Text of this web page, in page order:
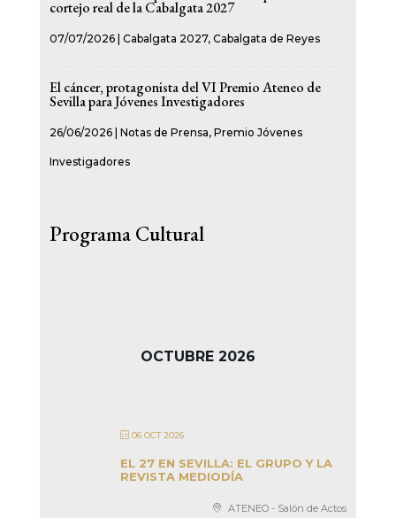
cortejo real de la Cabalgata 2027
07/07/2026| Cabalgata 2027, Cabalgata de Reyes
El cáncer, protagonista del VI Premio Ateneo de
Sevilla para Jóvenes Investigadores
26/06/2026| Notas de Prensa, Premio Jóvenes
Investigadores
Programa Cultural
OCTUBRE 2026
06 OCT 2026
EL 27 EN SEVILLA: EL GRUPO Y LA
REVISTA MEDIODÍA
ATENEO - Salón de Actos